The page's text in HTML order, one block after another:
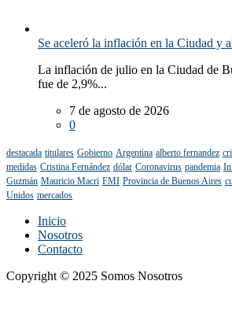
Se aceleró la inflación en la Ciudad y
La inflación de julio en la Ciudad de
fue de 2,9%...
7 de agosto de 2026
0
destacada titulares Gobierno Argentina alberto fernandez
medidas Cristina Fernández dólar Coronavirus pandemia
Guzmán Mauricio Macri FMI Provincia de Buenos Aires
Unidos mercados
Inicio
Nosotros
Contacto
Copyright © 2025 Somos Nosotros